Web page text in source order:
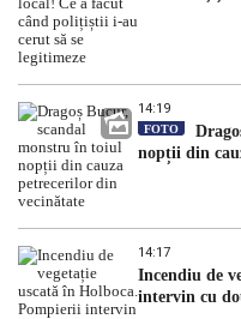
14:19
FOTO
nopții din
14:17
Incendiu de
intervin cu